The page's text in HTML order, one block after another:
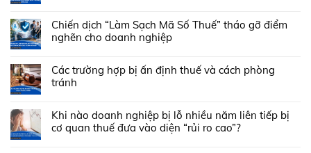
Chiến dịch “Làm Sạch Mã Số Thuế” tháo gỡ điểm
nghẽn cho doanh nghiệp
Các trường hợp bị ấn định thuế và cách phòng
tránh
Khi nào doanh nghiệp bị lỗ nhiều năm liên tiếp bị
cơ quan thuế đưa vào diện “rủi ro cao”?